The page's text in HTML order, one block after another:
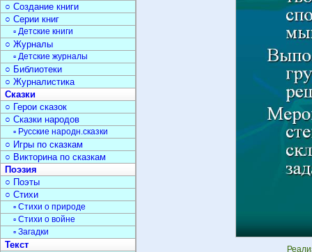
○ Создание книги
○ Серии книг
▫ Детские книги
○ Журналы
▫ Детские журналы
○ Библиотеки
○ Журналистика
Сказки
○ Герои сказок
○ Сказки народов
▫ Русские народн.сказки
○ Игры по сказкам
○ Викторина по сказкам
Поэзия
○ Поэты
○ Стихи
▫ Стихи о природе
▫ Стихи о войне
▫ Загадки
Текст